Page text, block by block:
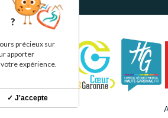
?
précieux sur
apporter
expérience.
✓ J'accepte